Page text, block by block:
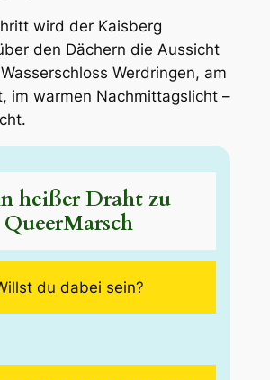
wird der Kaisberg
den Dächern die Aussicht
Werdringen, am
im warmen Nachmittagslicht –
heißer Draht zu
QueerMarsch
du dabei sein?